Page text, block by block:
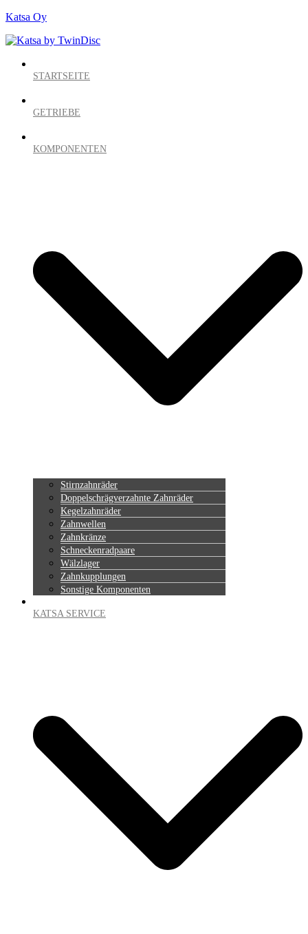
Katsa Oy
STARTSEITE
GETRIEBE
KOMPONENTEN
Stirnzahnräder
Doppelschrägverzahnte Zahnräder
Kegelzahnräder
Zahnwellen
Zahnkränze
Schneckenradpaare
Wälzlager
Zahnkupplungen
Sonstige Komponenten
KATSA SERVICE